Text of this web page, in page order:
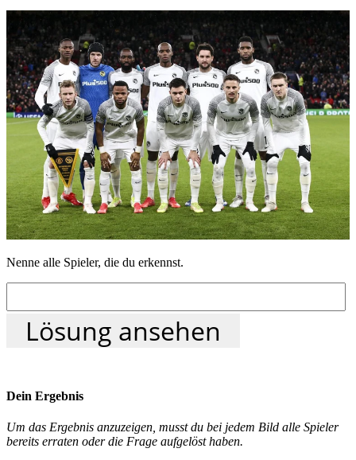
Nenne alle Spieler, die du erkennst.
Lösung ansehen
Dein Ergebnis
Um das Ergebnis anzuzeigen, musst du bei jedem Bild alle Spieler
bereits erraten oder die Frage aufgelöst haben.